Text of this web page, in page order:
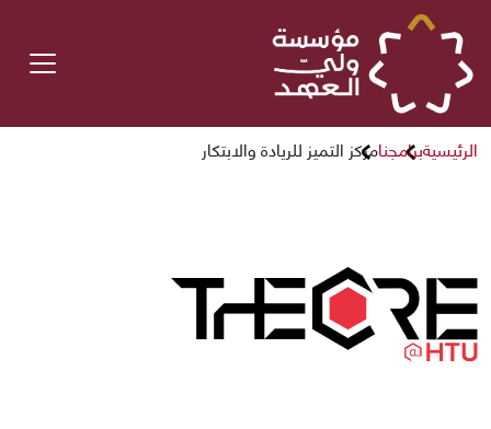
الرئيسيةبرامجنامركز التميز للريادة والابتكار